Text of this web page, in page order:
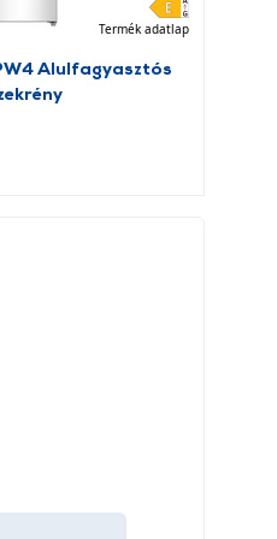
Termék adatlap
Alulfagyasztós